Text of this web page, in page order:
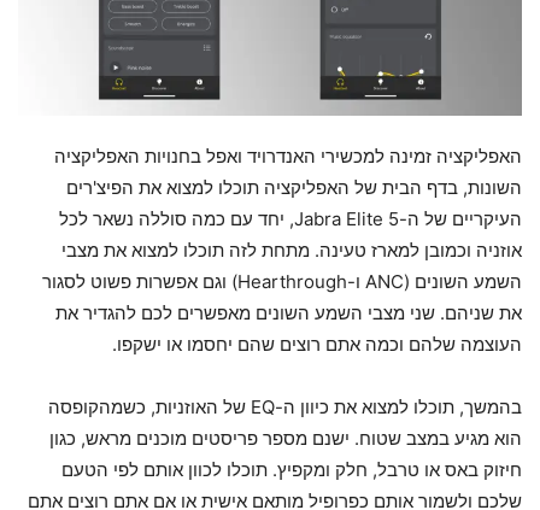
האפליקציה זמינה למכשירי האנדרויד ואפל בחנויות האפליקציה
השונות, בדף הבית של האפליקציה תוכלו למצוא את הפיצ'רים
העיקריים של ה-Jabra Elite 5, יחד עם כמה סוללה נשאר לכל
אוזניה וכמובן למארז טעינה. מתחת לזה תוכלו למצוא את מצבי
השמע השונים (ANC ו-Hearthrough) וגם אפשרות פשוט לסגור
את שניהם. שני מצבי השמע השונים מאפשרים לכם להגדיר את
העוצמה שלהם וכמה אתם רוצים שהם יחסמו או ישקפו.
בהמשך, תוכלו למצוא את כיוון ה-EQ של האוזניות, כשמהקופסה
הוא מגיע במצב שטוח. ישנם מספר פריסטים מוכנים מראש, כגון
חיזוק באס או טרבל, חלק ומקפיץ. תוכלו לכוון אותם לפי הטעם
שלכם ולשמור אותם כפרופיל מותאם אישית או אם אתם רוצים אתם